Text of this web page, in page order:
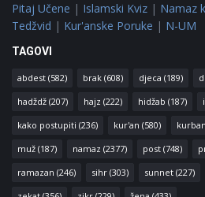
Pitaj Učene | Islamski Kviz | Namaz
Tedžvid | Kur'anske Poruke | N-UM
TAGOVI
abdest (582) brak (608) djeca (189)
hadždž (207) hajz (222) hidžab (187)
kako postupiti (236) kur'an (580) kurban
muž (187) namaz (2377) post (748)
ramazan (246) sihr (303) sunnet (227)